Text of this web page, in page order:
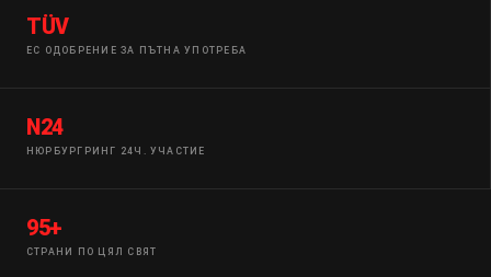
TÜV
EC ОДОБРЕНИЕ ЗА ПЪТНА УПОТРЕБА
N24
НЮРБУРГРИНГ 24Ч. УЧАСТИЕ
95+
СТРАНИ ПО ЦЯЛ СВЯТ